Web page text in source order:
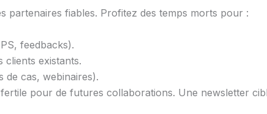
partenaires fiables. Profitez des temps morts pour :
feedbacks).
clients existants.
de cas, webinaires).
pour de futures collaborations. Une newsletter